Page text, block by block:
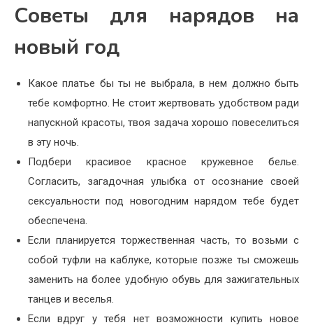
Советы для нарядов на
новый год
Какое платье бы ты не выбрала, в нем должно быть
тебе комфортно. Не стоит жертвовать удобством ради
напускной красоты, твоя задача хорошо повеселиться
в эту ночь.
Подбери красивое красное кружевное белье.
Согласить, загадочная улыбка от осознание своей
сексуальности под новогодним нарядом тебе будет
обеспечена.
Если планируется торжественная часть, то возьми с
собой туфли на каблуке, которые позже ты сможешь
заменить на более удобную обувь для зажигательных
танцев и веселья.
Если вдруг у тебя нет возможности купить новое